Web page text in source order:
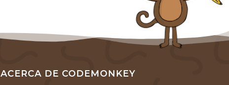
ACERCA DE CODEMONKEY